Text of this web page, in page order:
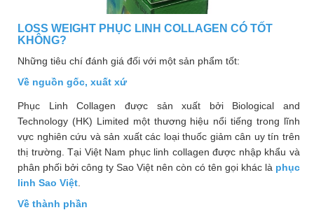
LOSS WEIGHT PHỤC LINH COLLAGEN CÓ TỐT
KHÔNG?
Những tiêu chí đánh giá đối với một sản phẩm tốt:
Về nguồn gốc, xuất xứ
Phục Linh Collagen được sản xuất bởi Biological and
Technology (HK) Limited một thương hiệu nổi tiếng trong lĩnh
vực nghiên cứu và sản xuất các loại thuốc giảm cân uy tín trên
thị trường. Tại Việt Nam phục linh collagen được nhập khẩu và
phân phối bởi công ty Sao Việt nên còn có tên gọi khác là phục
linh Sao Việt
Về thành phần